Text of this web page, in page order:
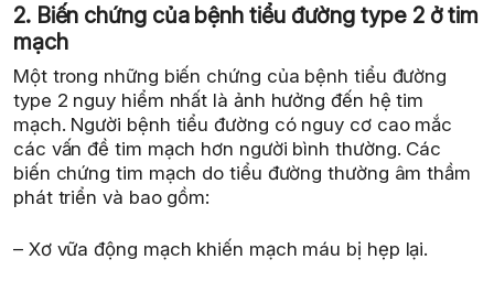
2. Biến chứng của bệnh tiểu đường type 2 ở tim
mạch
Một trong những biến chứng của bệnh tiểu đường
type 2 nguy hiểm nhất là ảnh hưởng đến hệ tim
mạch. Người bệnh tiểu đường có nguy cơ cao mắc
các vấn đề tim mạch hơn người bình thường. Các
biến chứng tim mạch do tiểu đường thường âm thầm
phát triển và bao gồm:
– Xơ vữa động mạch khiến mạch máu bị hẹp lại.